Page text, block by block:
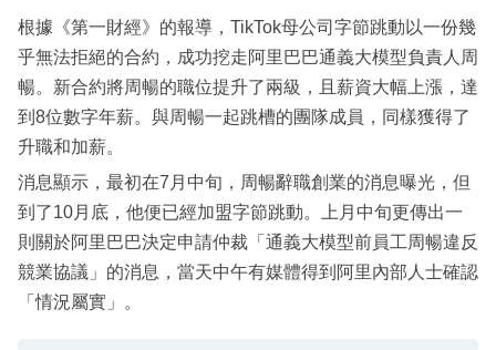
區
根據《第一財經》的報導，TikTok母公司字節跳動以一份幾
乎無法拒絕的合約，成功挖走阿里巴巴通義大模型負責人周
暢。新合約將周暢的職位提升了兩級，且薪資大幅上漲，達
到8位數字年薪。與周暢一起跳槽的團隊成員，同樣獲得了
升職和加薪。
消息顯示，最初在7月中旬，周暢辭職創業的消息曝光，但
到了10月底，他便已經加盟字節跳動。上月中旬更傳出一
則關於阿里巴巴決定申請仲裁「通義大模型前員工周暢違反
競業協議」的消息，當天中午有媒體得到阿里內部人士確認
「情況屬實」。